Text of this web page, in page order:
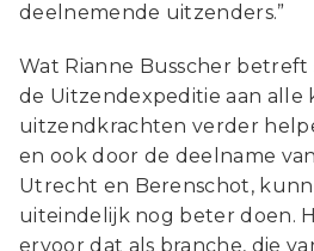
deelnemende uitzenders.”
Wat Rianne Busscher betreft
de Uitzendexpeditie aan alle
uitzendkrachten verder
en ook door de deelname
Utrecht en Berenschot,
uiteindelijk nog beter doen.
ervoor dat als branche, die